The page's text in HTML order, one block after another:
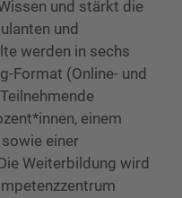
und stärkt die
und
werden in sechs
Format (Online- und
einem
einer
Weiterbildung wird